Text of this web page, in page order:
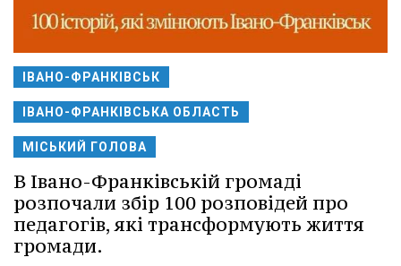
ІВАНО-ФРАНКІВСЬК
ІВАНО-ФРАНКІВСЬКА ОБЛАСТЬ
МІСЬКИЙ ГОЛОВА
В Івано-Франківській громаді
розпочали збір 100 розповідей про
педагогів, які трансформують життя
громади.